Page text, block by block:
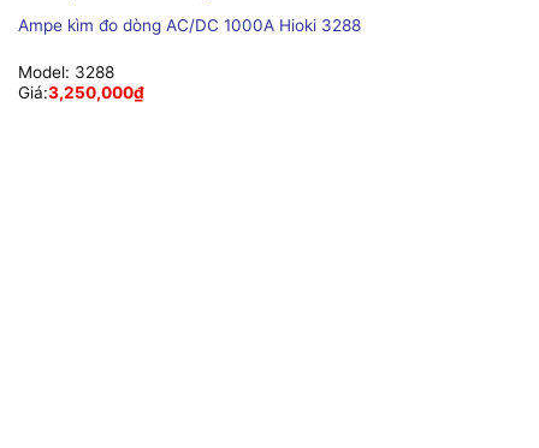
Ampe kìm đo dòng AC/DC 1000A Hioki 3288
Model: 3288
Giá:3,250,000₫